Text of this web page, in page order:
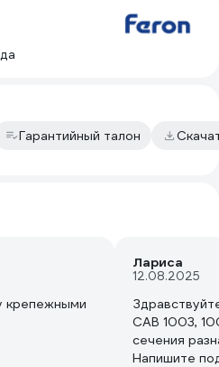
Гарантийный талон
крепежными
Лариса
12.08.2025
CAB 1003,
сечения
Напишите